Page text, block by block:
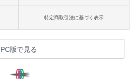
特定商取引法に基づく表示
PC版で見る